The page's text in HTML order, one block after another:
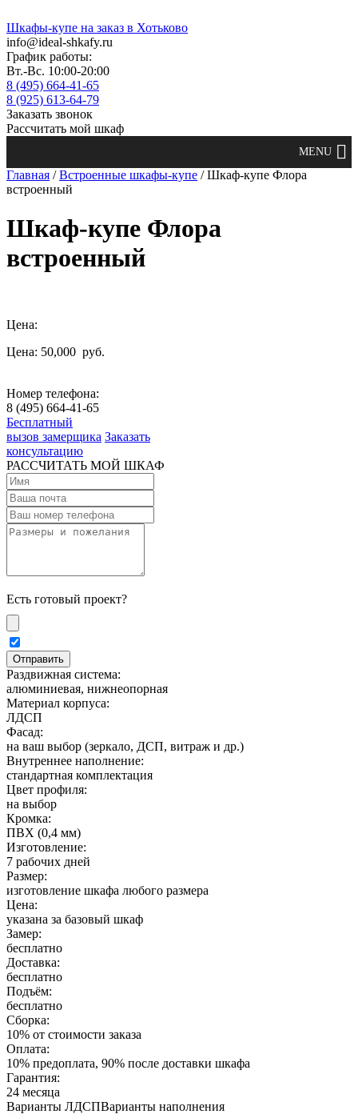
Шкафы-купе на заказ в Хотьково
info@ideal-shkafy.ru
График работы:
Вт.-Вс. 10:00-20:00
8 (495) 664-41-65
8 (925) 613-64-79
Заказать звонок
Рассчитать мой шкаф
Главная /Встроенные шкафы-купе / Шкаф-купе Флора
встроенный
Шкаф-купе Флора
встроенный
Цена:
Цена: 50,000 руб.
Номер телефона:
8 (495) 664-41-65
Бесплатный
вызов замерщика Заказать
консультацию
РАССЧИТАТЬ МОЙ ШКАФ
Есть готовый проект?
Раздвижная система:
алюминиевая, нижнеопорная
Материал корпуса:
ЛДСП
Фасад:
на ваш выбор (зеркало, ДСП, витраж и др.)
Внутреннее наполнение:
стандартная комплектация
Цвет профиля:
на выбор
Кромка:
ПВХ (0,4 мм)
Изготовление:
7 рабочих дней
Размер:
изготовление шкафа любого размера
Цена:
указана за базовый шкаф
Замер:
бесплатно
Доставка:
бесплатно
Подъём:
бесплатно
Сборка:
10% от стоимости заказа
Оплата:
10% предоплата, 90% после доставки шкафа
Гарантия:
24 месяца
Варианты ЛДСПВарианты наполнения